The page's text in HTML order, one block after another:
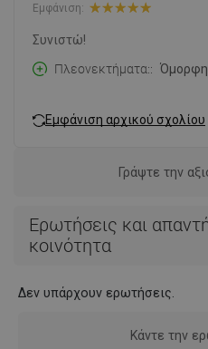
Εμφάνιση:
Συνιστώ!
Πλεονεκτήματα:
Όμορφη
Εμφάνιση αρχικού σχολίου
Γράψτε την
Ερωτήσεις και
κοινότητα
Δεν υπάρχουν ερωτήσεις.
Κάντε την